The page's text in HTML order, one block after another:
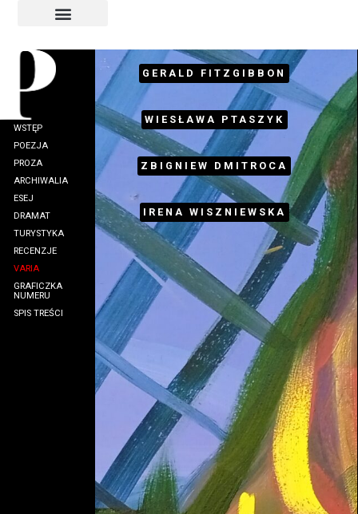
WSTĘP
POEZJA
PROZA
ARCHIWALIA
ESEJ
DRAMAT
TURYSTYKA
RECENZJE
VARIA
GRAFICZKA
NUMERU
SPIS TREŚCI
GERALD FITZGIBBON
WIESŁAWA PTASZYK
ZBIGNIEW DMITROCA
IRENA WISZNIEWSKA